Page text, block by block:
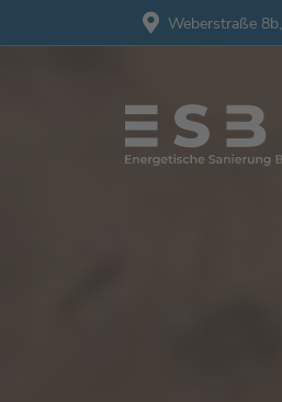
Weberstraße 8b,